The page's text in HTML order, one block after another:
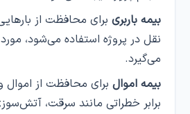
بیمه باربری برای محافظت از
نقل در پروژه استفاده می‌شود، مورد
می‌گیرد.
بیمه اموال برای محافظت از اموال
برابر خطراتی مانند سرقت،